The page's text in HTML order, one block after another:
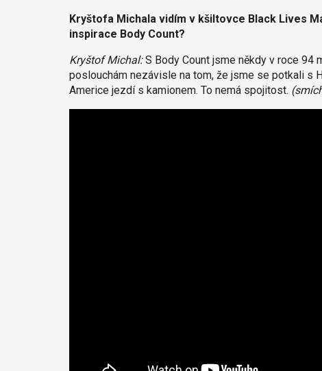
Kryštofa Michala vidím v kšiltovce Black Lives
inspirace Body Count?
Kryštof Michal:S Body Count jsme někdy v roce 94
poslouchám nezávisle na tom, že jsme se potkali s
Americe jezdí s kamionem. To nemá spojitost.